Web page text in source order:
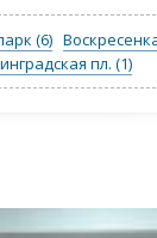
(6)
пл. (1)